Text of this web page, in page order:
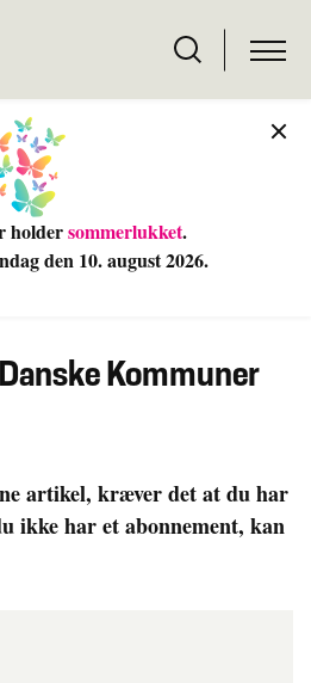
holdersommerlukket.
den 10. august 2026.
Kommuner
artikel, kræver det at du har
ikke har et abonnement, kan